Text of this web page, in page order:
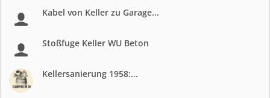
Kabel von Keller zu Garage...
Stoßfuge Keller WU Beton
Kellersanierung 1958:...